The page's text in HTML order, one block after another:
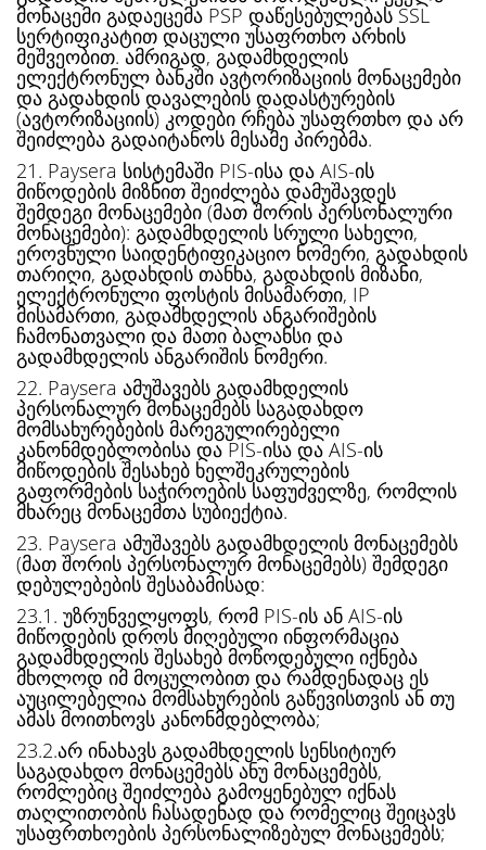
მონაცემი გადაეცემა PSP დაწესებულებას SSL
სერტიფიკატით დაცული უსაფრთხო არხის
მეშვეობით. ამრიგად, გადამხდელის
ელექტრონულ ბანკში ავტორიზაციის მონაცემები
და გადახდის დავალების დადასტურების
(ავტორიზაციის) კოდები რჩება უსაფრთხო და არ
შეიძლება გადაიტანოს მესამე პირებმა.
21. Paysera სისტემაში PIS-ისა და AIS-ის
მიწოდების მიზნით შეიძლება დამუშავდეს
შემდეგი მონაცემები (მათ შორის პერსონალური
მონაცემები): გადამხდელის სრული სახელი,
ეროვნული საიდენტიფიკაციო ნომერი, გადახდის
თარიღი, გადახდის თანხა, გადახდის მიზანი,
ელექტრონული ფოსტის მისამართი, IP
მისამართი, გადამხდელის ანგარიშების
ჩამონათვალი და მათი ბალანსი და
გადამხდელის ანგარიშის ნომერი.
22. Paysera ამუშავებს გადამხდელის
პერსონალურ მონაცემებს საგადახდო
მომსახურებების მარეგულირებელი
კანონმდებლობისა და PIS-ისა და AIS-ის
მიწოდების შესახებ ხელშეკრულების
გაფორმების საჭიროების საფუძველზე, რომლის
მხარეც მონაცემთა სუბიექტია.
23. Paysera ამუშავებს გადამხდელის მონაცემებს
(მათ შორის პერსონალურ მონაცემებს) შემდეგი
დებულებების შესაბამისად:
23.1. უზრუნველყოფს, რომ PIS-ის ან AIS-ის
მიწოდების დროს მიღებული ინფორმაცია
გადამხდელის შესახებ მოწოდებული იქნება
მხოლოდ იმ მოცულობით და რამდენადაც ეს
აუცილებელია მომსახურების გაწევისთვის ან თუ
ამას მოითხოვს კანონმდებლობა;
23.2.არ ინახავს გადამხდელის სენსიტიურ
საგადახდო მონაცემებს ანუ მონაცემებს,
რომლებიც შეიძლება გამოყენებულ იქნას
თაღლითობის ჩასადენად და რომელიც შეიცავს
უსაფრთხოების პერსონალიზებულ მონაცემებს;